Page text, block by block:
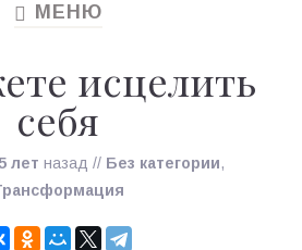
TOGGLE
МЕНЮ
исцелить
себя
лет назад // Без категории,